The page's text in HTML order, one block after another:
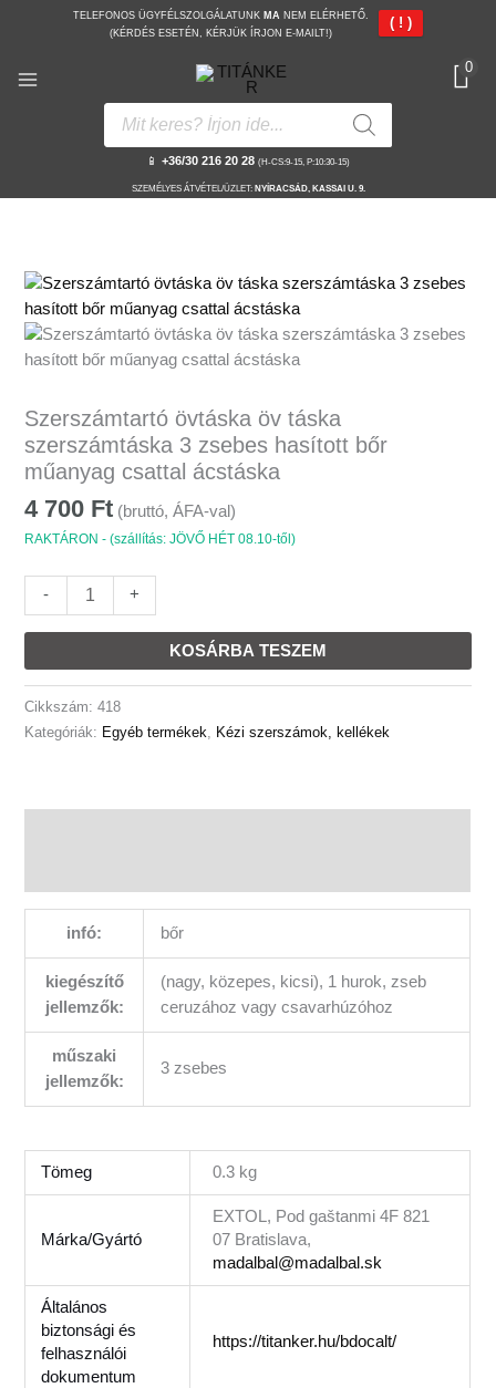
TELEFONOS ÜGYFÉLSZOLGÁLATUNK MA NEM ELÉRHETŐ.
(KÉRDÉS ESETÉN, KÉRJÜK ÍRJON E-MAILT!)
( ! )
0
Products
search
📱 +36/30 216 20 28 (H-CS:9-15, P:10:30-15)
SZEMÉLYES ÁTVÉTEL/ÜZLET: NYÍRACSÁD, KASSAI U. 9.
Szerszámtartó övtáska öv táska
szerszámtáska 3 zsebes hasított bőr
műanyag csattal ácstáska
4 700 Ft (bruttó, ÁFA-val)
RAKTÁRON - (szállítás: JÖVŐ HÉT 08.10-től)
-
Szerszámtartó
övtáska
öv
táska
3
hasított
műanyag
csattal
mennyiség
+
KOSÁRBA TESZEM
Cikkszám:418
Kategóriák: Egyéb termékek Kézi szerszámok, kellékek
infó: bőr
kiegészítő
jellemzők:
(nagy, közepes, kicsi), 1 hurok, zseb
ceruzához vagy csavarhúzóhoz
műszaki
jellemzők:
3 zsebes
Tömeg 0.3 kg
Márka/Gyártó
EXTOL, Pod gaštanmi 4F 821
07 Bratislava,
madalbal@madalbal.sk
Általános
biztonsági és
felhasználói
dokumentum
https://titanker.hu/bdocalt/